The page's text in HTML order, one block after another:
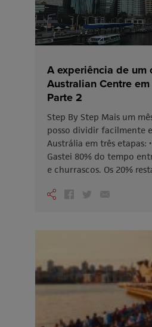
A experiência de um
Australian Centre
Parte 2
Step By Step Mais um
posso dividir facilmente
Austrália em três etapas:
Gastei 80% do tempo
e churrascos. Os 20%